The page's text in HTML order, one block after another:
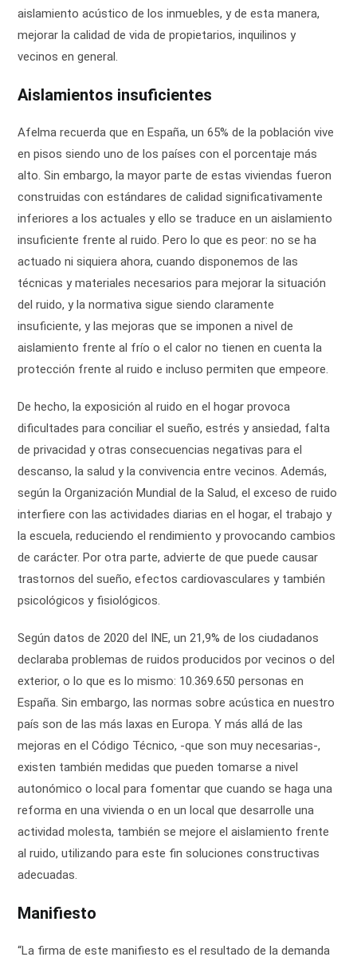
aislamiento acústico de los inmuebles, y de esta manera,
mejorar la calidad de vida de propietarios, inquilinos y
vecinos en general.
Aislamientos insuficientes
Afelma recuerda que en España, un 65% de la población vive
en pisos siendo uno de los países con el porcentaje más
alto. Sin embargo, la mayor parte de estas viviendas fueron
construidas con estándares de calidad significativamente
inferiores a los actuales y ello se traduce en un aislamiento
insuficiente frente al ruido. Pero lo que es peor: no se ha
actuado ni siquiera ahora, cuando disponemos de las
técnicas y materiales necesarios para mejorar la situación
del ruido, y la normativa sigue siendo claramente
insuficiente, y las mejoras que se imponen a nivel de
aislamiento frente al frío o el calor no tienen en cuenta la
protección frente al ruido e incluso permiten que empeore.
De hecho, la exposición al ruido en el hogar provoca
dificultades para conciliar el sueño, estrés y ansiedad, falta
de privacidad y otras consecuencias negativas para el
descanso, la salud y la convivencia entre vecinos. Además,
según la Organización Mundial de la Salud, el exceso de ruido
interfiere con las actividades diarias en el hogar, el trabajo y
la escuela, reduciendo el rendimiento y provocando cambios
de carácter. Por otra parte, advierte de que puede causar
trastornos del sueño, efectos cardiovasculares y también
psicológicos y fisiológicos.
Según datos de 2020 del INE, un 21,9% de los ciudadanos
declaraba problemas de ruidos producidos por vecinos o del
exterior, o lo que es lo mismo: 10.369.650 personas en
España. Sin embargo, las normas sobre acústica en nuestro
país son de las más laxas en Europa. Y más allá de las
mejoras en el Código Técnico, -que son muy necesarias-,
existen también medidas que pueden tomarse a nivel
autonómico o local para fomentar que cuando se haga una
reforma en una vivienda o en un local que desarrolle una
actividad molesta, también se mejore el aislamiento frente
al ruido, utilizando para este fin soluciones constructivas
adecuadas.
Manifiesto
“La firma de este manifiesto es el resultado de la demanda